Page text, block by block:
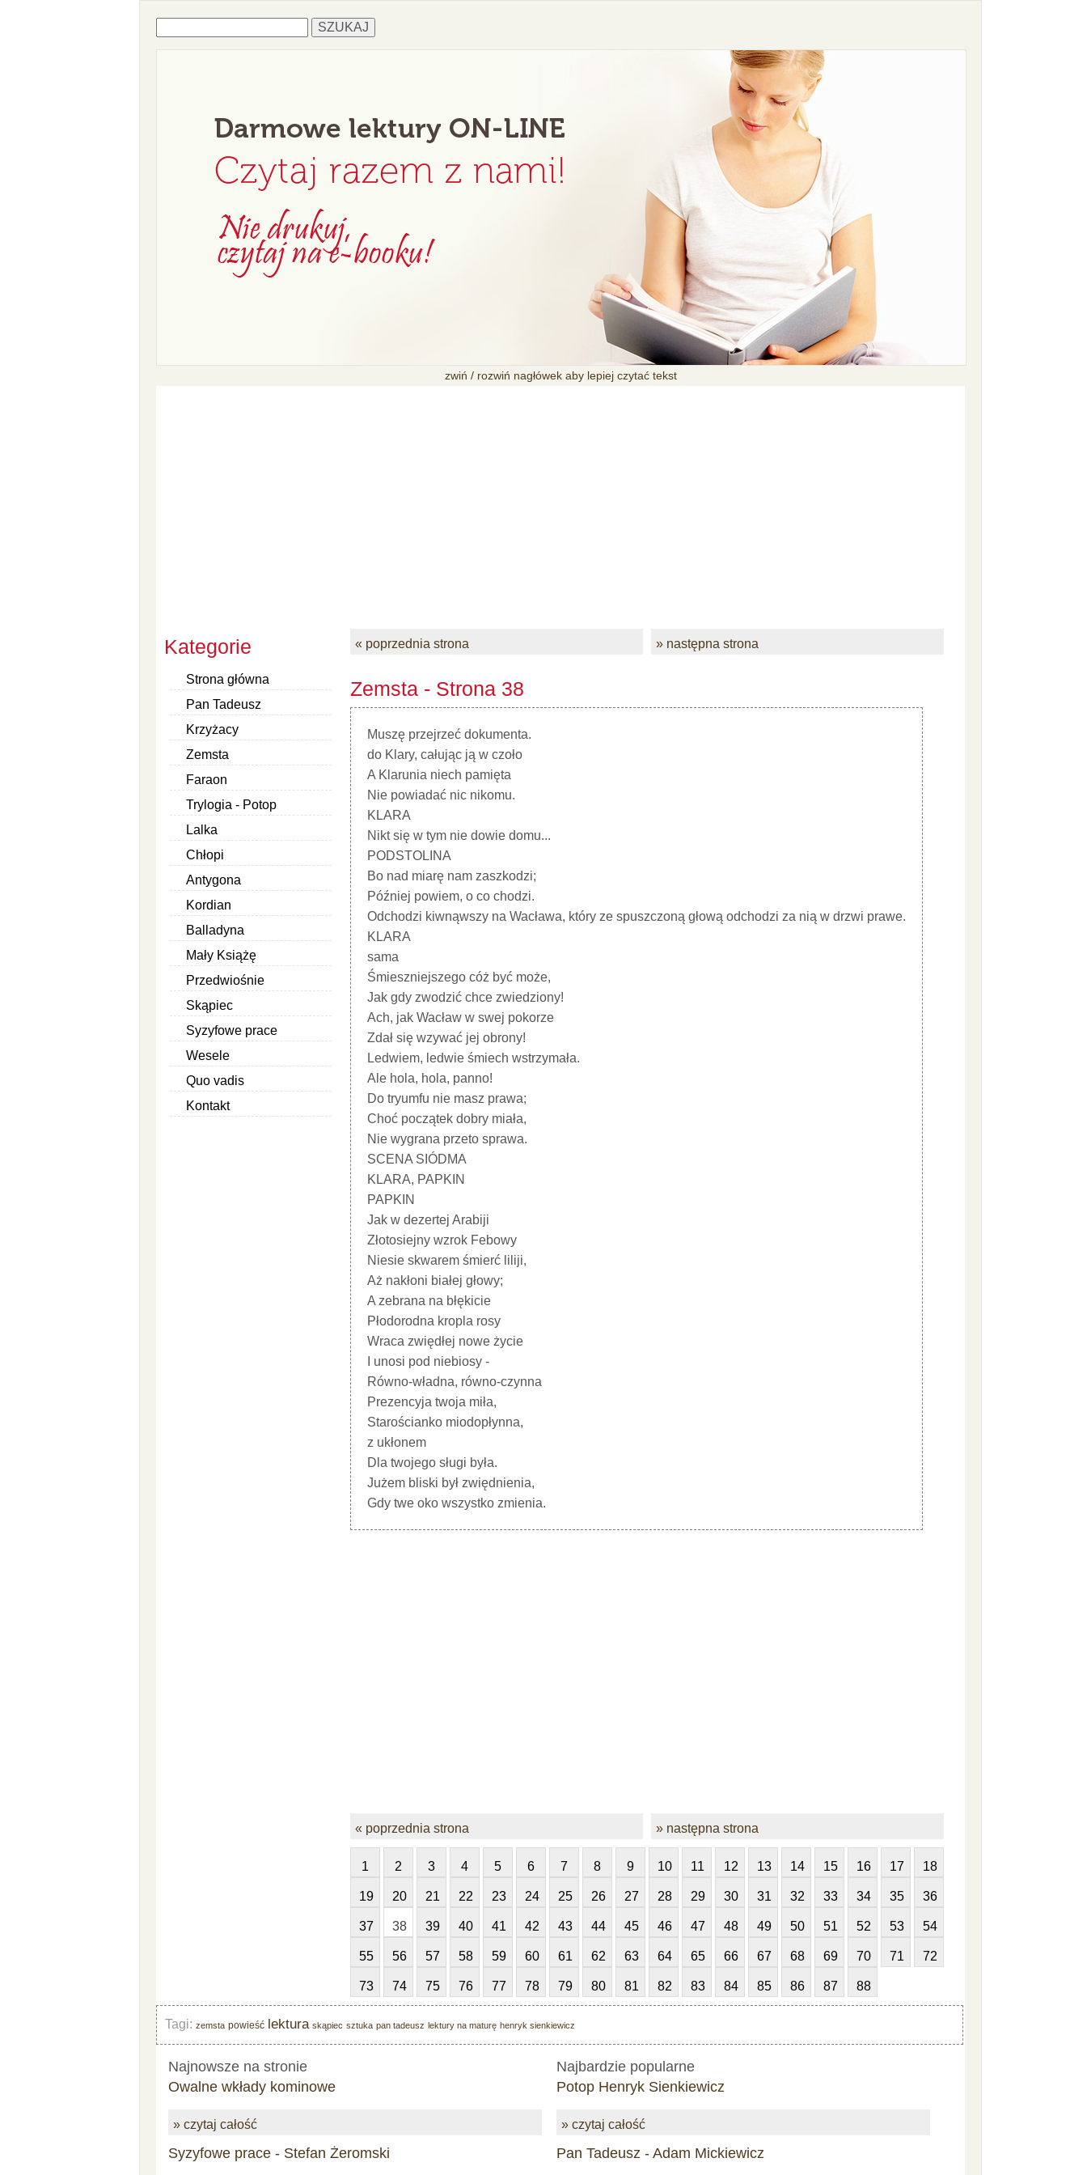
zwiń / rozwiń nagłówek aby lepiej czytać tekst
Kategorie
Strona główna
Pan Tadeusz
Krzyżacy
Zemsta
Faraon
Trylogia - Potop
Lalka
Chłopi
Antygona
Kordian
Balladyna
Mały Książę
Przedwiośnie
Skąpiec
Syzyfowe prace
Wesele
Quo vadis
Kontakt
« poprzednia strona » następna strona
Zemsta - Strona 38
Muszę przejrzeć dokumenta.
do Klary, całując ją w czoło
A Klarunia niech pamięta
Nie powiadać nic nikomu.
KLARA
Nikt się w tym nie dowie domu...
PODSTOLINA
Bo nad miarę nam zaszkodzi;
Później powiem, o co chodzi.
Odchodzi kiwnąwszy na Wacława, który ze spuszczoną głową odchodzi za nią w drzwi prawe.
KLARA
sama
Śmieszniejszego cóż być może,
Jak gdy zwodzić chce zwiedziony!
Ach, jak Wacław w swej pokorze
Zdał się wzywać jej obrony!
Ledwiem, ledwie śmiech wstrzymała.
Ale hola, hola, panno!
Do tryumfu nie masz prawa;
Choć początek dobry miała,
Nie wygrana przeto sprawa.
SCENA SIÓDMA
KLARA, PAPKIN
PAPKIN
Jak w dezertej Arabiji
Złotosiejny wzrok Febowy
Niesie skwarem śmierć liliji,
Aż nakłoni białej głowy;
A zebrana na błękicie
Płodorodna kropla rosy
Wraca zwiędłej nowe życie
I unosi pod niebiosy -
Równo-władna, równo-czynna
Prezencyja twoja miła,
Starościanko miodopłynna,
z ukłonem
Dla twojego sługi była.
Jużem bliski był zwiędnienia,
Gdy twe oko wszystko zmienia.
« poprzednia strona » następna strona
1 2 3 4 5 6 7 8 9 10 11 12 13 14 15 16 17 18
19 20 21 22 23 24 25 26 27 28 29 30 31 32 33 34 35 36
37 38 39 40 41 42 43 44 45 46 47 48 49 50 51 52 53 54
55 56 57 58 59 60 61 62 63 64 65 66 67 68 69 70 71 72
73 74 75 76 77 78 79 80 81 82 83 84 85 86 87 88
Tagi: zemsta powieść lektura skąpiec sztuka pan tadeusz lektury na maturę henryk sienkiewicz
Najnowsze na stronie
Owalne wkłady kominowe
» czytaj całość
Syzyfowe prace - Stefan Żeromski
Najbardzie popularne
Potop Henryk Sienkiewicz
» czytaj całość
Pan Tadeusz - Adam Mickiewicz